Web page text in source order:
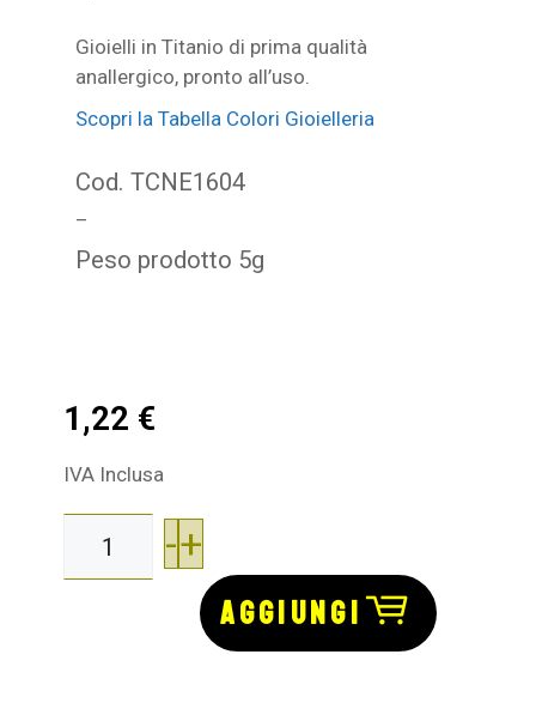
Gioielli in Titanio di prima qualità
anallergico, pronto all’uso.
Scopri la Tabella Colori Gioielleria
Cod. TCNE1604
–
Peso prodotto 5g
1,22 €
IVA Inclusa
-+
AGGIUNGI